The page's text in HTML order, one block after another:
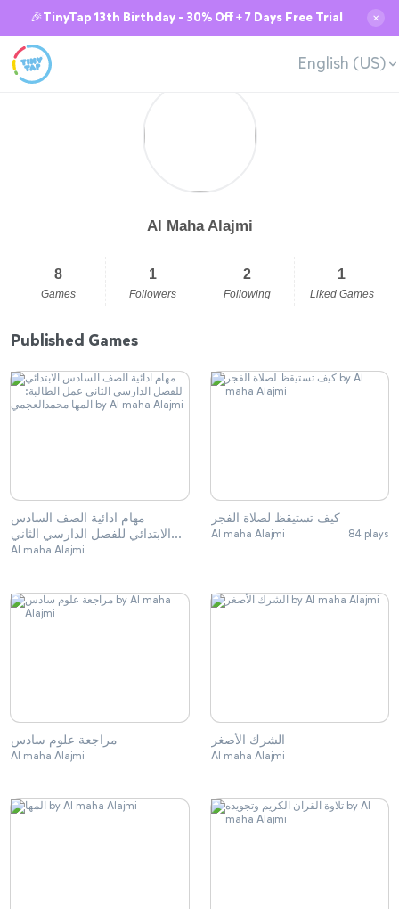
🎉TinyTap 13th Birthday - 30% Off + 7 Days Free Trial ✕
English (US)
Al Maha Alajmi
8
Games
1
Followers
2
Following
1
Liked Games
Published Games
مهام ادائية الصف السادس
الابتدائي للفصل الدارسي الثاني
عمل الطالبة: المها محمدالعجمي
Al maha Alajmi
كيف تستيقظ لصلاة الفجر
Al maha Alajmi 84 plays
مراجعة علوم سادس
Al maha Alajmi
الشرك الأصغر
Al maha Alajmi